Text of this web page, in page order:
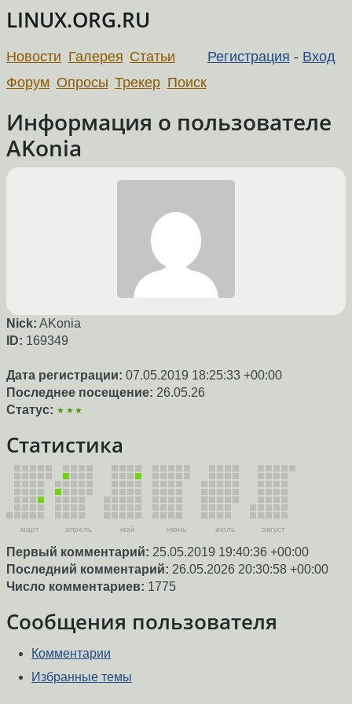
LINUX.ORG.RU
Регистрация - Вход
Новости Галерея Статьи
Форум Опросы Трекер Поиск
Информация о пользователе
AKonia
Nick: AKonia
ID: 169349
Дата регистрации: 07.05.2019 18:25:33 +00:00
Последнее посещение: 26.05.26
Статус: ★★★
Статистика
март апрель май июнь июль август
Первый комментарий: 25.05.2019 19:40:36 +00:00
Последний комментарий: 26.05.2026 20:30:58 +00:00
Число комментариев: 1775
Сообщения пользователя
Комментарии
Избранные темы